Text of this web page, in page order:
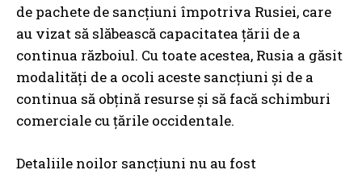
de pachete de sancțiuni împotriva Rusiei, care
au vizat să slăbească capacitatea țării de a
continua războiul. Cu toate acestea, Rusia a găsit
modalități de a ocoli aceste sancțiuni și de a
continua să obțină resurse și să facă schimburi
comerciale cu țările occidentale.
Detaliile noilor sancțiuni nu au fost